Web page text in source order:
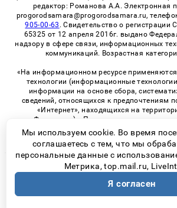
редактор: Романова А.А. Электронная
progorodsamara@progorodsamara.ru,
905-00-63 . Свидетельство о
65325 от 12 апреля 2016г. выдано
надзору в сфере связи, информационных
коммуникаций. Возрастная
«На информационном ресурсе
технологии (информационные
информации на основе сбора,
сведений, относящихся к предпочтениям
«Интернет», находящихся на
Федерации)». Правила применения
технологий в виджетах рекламно-обменной
© 2026 «ProGorodSamara» | Все
Возрастная категория сайта
Политика
Мы используем cookie. Во время
соглашаетесь с тем, что мы
персональные данные с
Метрика, top.mail.ru,
Я согласен